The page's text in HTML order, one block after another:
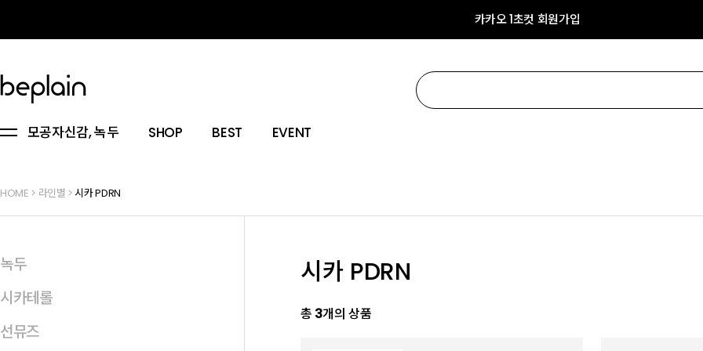
카카오 1초컷 회원가입
모공자신감, 녹두 SHOP BEST EVENT
HOME > 라인별 >시카 PDRN
녹두
시카테롤
선뮤즈
시카 PDRN
총 3개의 상품